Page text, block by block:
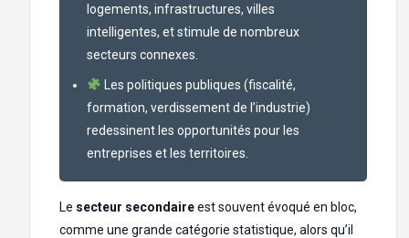
logements, infrastructures, villes
intelligentes, et stimule de nombreux
secteurs connexes.
Les politiques publiques (fiscalité,
formation, verdissement de l’industrie)
redessinent les opportunités pour les
entreprises et les territoires.
Le secteur secondaireest souvent évoqué en bloc,
comme une grande catégorie statistique, alors qu’il